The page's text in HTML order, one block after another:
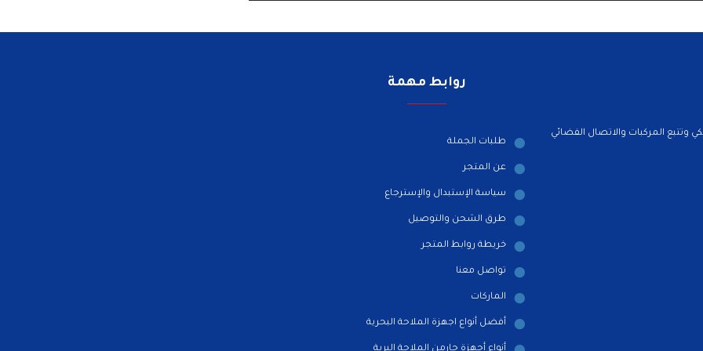
وتتبع المركبات والاتصال الفضائي
روابط مهمة
طلبات الجملة
عن المتجر
سياسة الإستبدال والإسترجاع
طرق الشحن والتوصيل
خريطة روابط المتجر
تواصل معنا
الماركات
أفضل أنواع اجهزة الملاحة البحرية